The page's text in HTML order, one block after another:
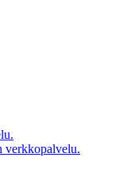
verkkopalvelu.